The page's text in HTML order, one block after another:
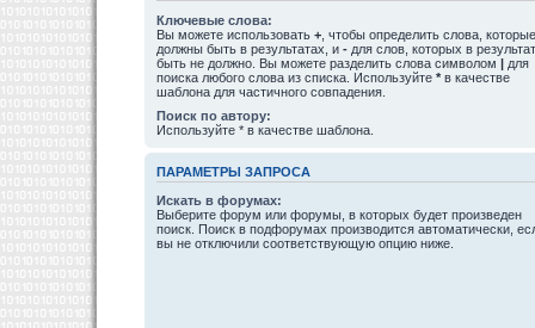
Ключевые слова:
Вы можете использовать + , чтобы определить слова, которые
должны быть в результатах, и - для слов, которых в
быть не должно. Вы можете разделить слова символом | для
поиска любого слова из списка. Используйте * в качестве
шаблона для частичного совпадения.
Поиск по автору:
Используйте * в качестве шаблона.
ПАРАМЕТРЫ ЗАПРОСА
Искать в форумах:
Выберите форум или форумы, в которых будет произведен
поиск. Поиск в подфорумах производится автоматически,
вы не отключили соответствующую опцию ниже.